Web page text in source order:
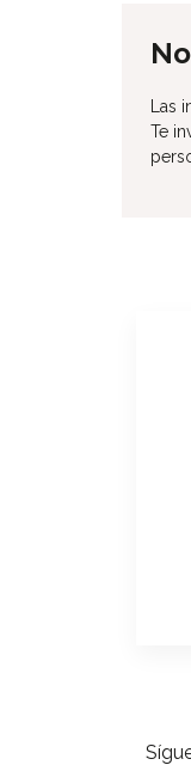
Las
Te